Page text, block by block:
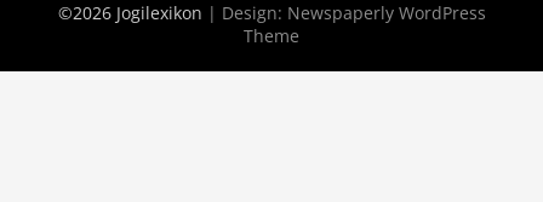
©2026 Jogilexikon | Design: Newspaperly WordPress
Theme